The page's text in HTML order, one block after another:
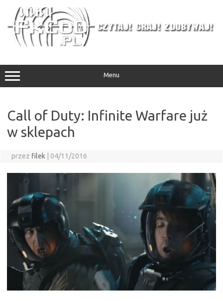
treści
Menu
Call of Duty: Infinite Warfare już
w sklepach
przez filek 04/11/2016